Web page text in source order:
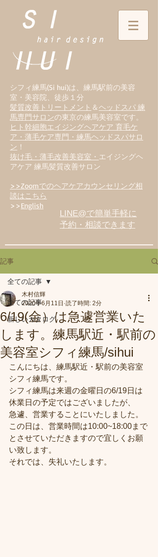
シフィ練馬(Si hui)は、 練馬駅前の美容
室・美容院、徒歩１分
髪質改善トリートメント ＆ヘッドスパ 練
馬専門サロンの東京の練馬美容室です。
ヒト幹細胞エイジングヘアケア 育毛ケ
ア・薄毛ケア専門・練馬ヘッドスパサロ
ン ！
抜け毛・薄毛改善美容室・ エイジングヘ
アケア 練馬髪質改善サロン
>>Zoomでのヘアケアカウンセリング相
談はこちら
>>English
LINE@で簡単手軽に
予約・相談できます
記事
全ての記事
新しいカタログ
全ての記事
6/19(金）は急遽営業いた
します。練馬駅近・駅前の
美容室シフィ練馬/sihui
木村信輝
2020年6月11日 読了時間: 2分
こんにちは、練馬駅近・駅前の美容室
シフィ練馬です。
シフィ練馬は来週の金曜日の6/19日は
休業日の予定ではございましたが、
急遽、営業することにいたしました。
この日は、営業時間は10:00~18:00まで
とさせていただきますので宜しくお願
い致します。
それでは、失礼いたします。